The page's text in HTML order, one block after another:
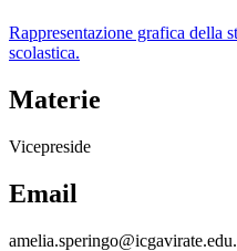
Rappresentazione grafica della
scolastica.
Materie
Vicepreside
Email